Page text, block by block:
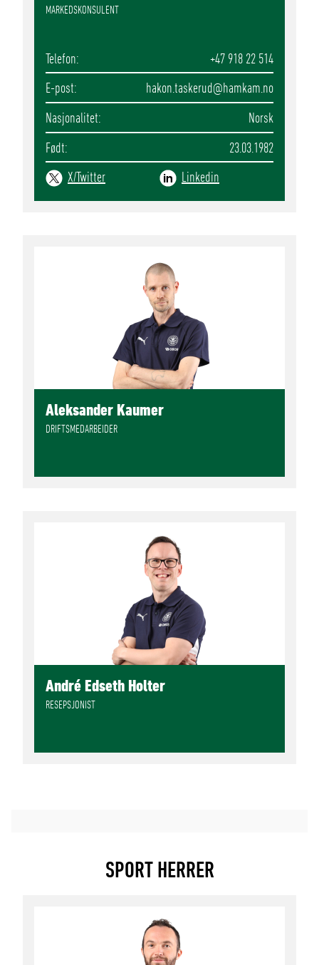
MARKEDSKONSULENT
Telefon
+47 918 22 514
E-post
hakon.taskerud@hamkam.no
Nasjonalitet
Norsk
Født
23.03.1982
X/Twitter
Linkedin
Aleksander Kaumer
DRIFTSMEDARBEIDER
André Edseth Holter
RESEPSJONIST
SPORT HERRER